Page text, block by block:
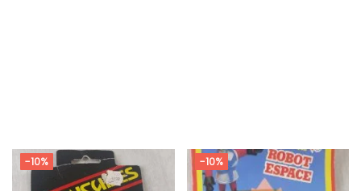
-10% -10%